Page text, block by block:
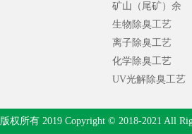
水处理
矿山（尾矿）余
泥处理
生物除臭工艺
离子除臭工艺
化学除臭工艺
UV光解除臭工艺
版权所有 2019 Copyright © 2018-2021 All